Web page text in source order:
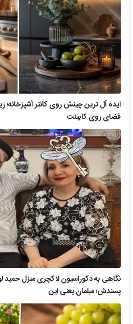
ایده آل ترین چینش روی کانتر آشپزخانه؛
فضای روی کابینت
نگاهی به دکوراسیون لاکچری منزل حمید
پسندش؛ مبلمان یعنی این